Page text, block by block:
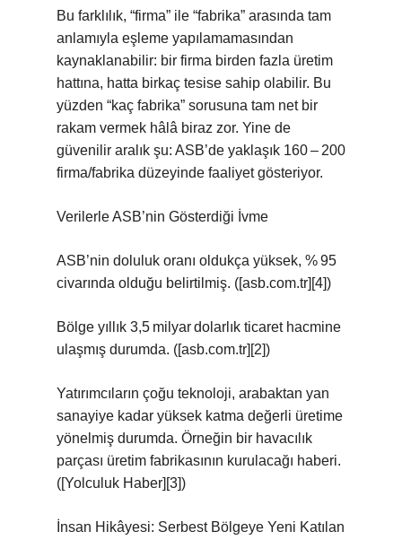
Bu farklılık, “firma” ile “fabrika” arasında tam
anlamıyla eşleme yapılamamasından
kaynaklanabilir: bir firma birden fazla üretim
hattına, hatta birkaç tesise sahip olabilir. Bu
yüzden “kaç fabrika” sorusuna tam net bir
rakam vermek hâlâ biraz zor. Yine de
güvenilir aralık şu: ASB’de yaklaşık 160 – 200
firma/fabrika düzeyinde faaliyet gösteriyor.
Verilerle ASB’nin Gösterdiği İvme
ASB’nin doluluk oranı oldukça yüksek, % 95
civarında olduğu belirtilmiş. ([asb.com.tr][4])
Bölge yıllık 3,5 milyar dolarlık ticaret hacmine
ulaşmış durumda. ([asb.com.tr][2])
Yatırımcıların çoğu teknoloji, arabaktan yan
sanayiye kadar yüksek katma değerli üretime
yönelmiş durumda. Örneğin bir havacılık
parçası üretim fabrikasının kurulacağı haberi.
([Yolculuk Haber][3])
İnsan Hikâyesi: Serbest Bölgeye Yeni Katılan